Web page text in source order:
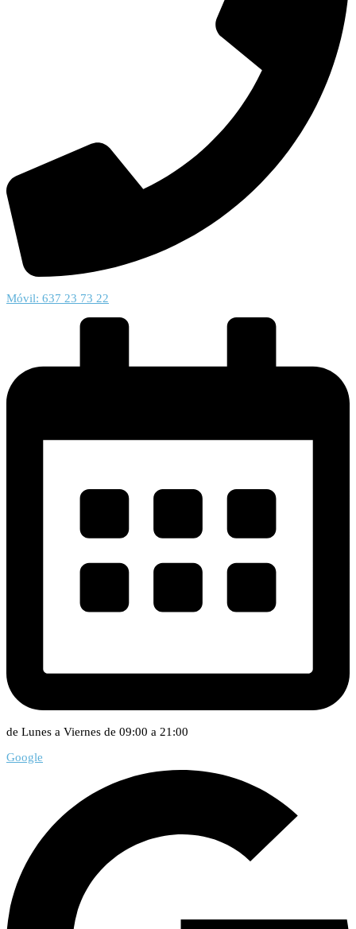
Móvil: 637 23 73 22
de Lunes a Viernes de 09:00 a 21:00
Google